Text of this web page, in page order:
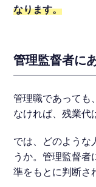
なります。
管理監督者に
管理職であっても
なければ、残業代
では、どのような
うか。管理監督者
準をもとに判断さ